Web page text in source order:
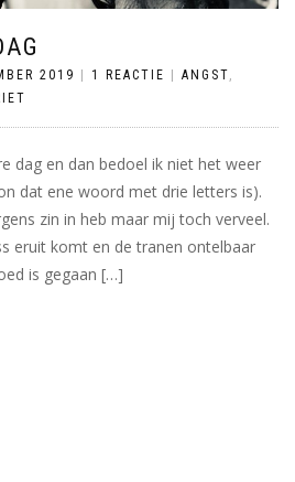
2019 | 1 REACTIE | ANGST
dag en dan bedoel ik niet het weer
dat ene woord met drie letters is).
zin in heb maar mij toch verveel.
eruit komt en de tranen ontelbaar
is gegaan […]